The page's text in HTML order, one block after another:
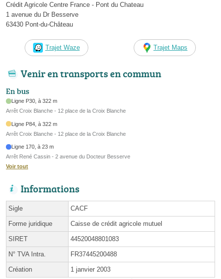
Crédit Agricole Centre France - Pont du Chateau
1 avenue du Dr Besserve
63430 Pont-du-Château
Trajet Waze Trajet Maps
Venir en transports en commun
En bus
Ligne P30, à 322 m
Arrêt Croix Blanche - 12 place de la Croix Blanche
Ligne P84, à 322 m
Arrêt Croix Blanche - 12 place de la Croix Blanche
Ligne 170, à 23 m
Arrêt René Cassin - 2 avenue du Docteur Besserve
Voir tout
Informations
Sigle CACF
Forme juridique Caisse de crédit agricole mutuel
SIRET 44520048801083
N° TVA Intra. FR37445200488
Création 1 janvier 2003